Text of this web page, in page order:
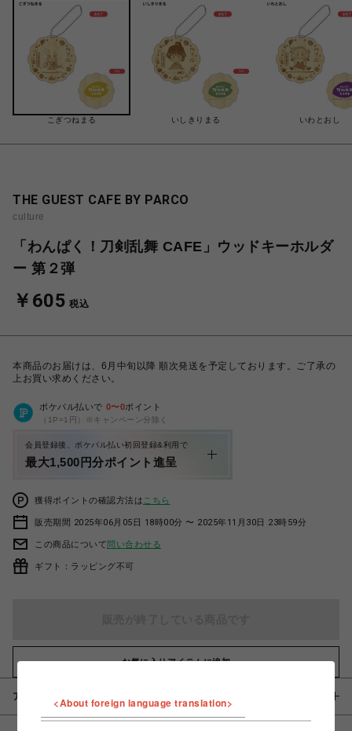
こぎつねまる いしきりまる いわとおし
THE GUEST CAFE BY PARCO
culture
「わんぱく！刀剣乱舞 CAFE」ウッドキーホルダ
ー 第２弾
￥605 税込
本商品のお届けは、6月中旬以降 順次発送を予定しております。ご了承の
上お買い求めください。
ポケパル払いで 0〜0ポイント
（1P=1円）※キャンペーン分除く
会員登録後、ポケパル払い初回登録&利用で
最大1,500円分ポイント進呈
獲得ポイントの確認方法は こちら
販売期間 2025年06月05日 18時00分 〜 2025年11月30日 23時59分
この商品について問い合わせる
ギフト：ラッピング不可
お気に入りアイテムに追加
アイテム説明 / 素材<About foreign language translation>